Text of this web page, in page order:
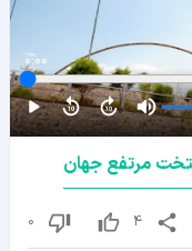
0:00
مرتفع جهان
4
0